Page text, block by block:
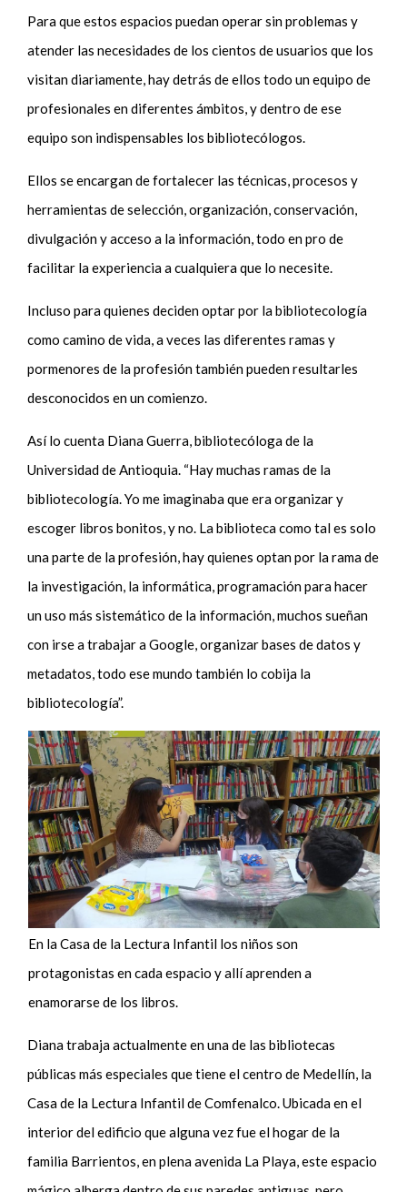
Para que estos espacios puedan operar sin problemas y
atender las necesidades de los cientos de usuarios que los
visitan diariamente, hay detrás de ellos todo un equipo de
profesionales en diferentes ámbitos, y dentro de ese
equipo son indispensables los bibliotecólogos.
Ellos se encargan de fortalecer las técnicas, procesos y
herramientas de selección, organización, conservación,
divulgación y acceso a la información, todo en pro de
facilitar la experiencia a cualquiera que lo necesite.
Incluso para quienes deciden optar por la bibliotecología
como camino de vida, a veces las diferentes ramas y
pormenores de la profesión también pueden resultarles
desconocidos en un comienzo.
Así lo cuenta Diana Guerra, bibliotecóloga de la
Universidad de Antioquia. “Hay muchas ramas de la
bibliotecología. Yo me imaginaba que era organizar y
escoger libros bonitos, y no. La biblioteca como tal es solo
una parte de la profesión, hay quienes optan por la rama de
la investigación, la informática, programación para hacer
un uso más sistemático de la información, muchos sueñan
con irse a trabajar a Google, organizar bases de datos y
metadatos, todo ese mundo también lo cobija la
bibliotecología”.
En la Casa de la Lectura Infantil los niños son
protagonistas en cada espacio y allí aprenden a
enamorarse de los libros.
Diana trabaja actualmente en una de las bibliotecas
públicas más especiales que tiene el centro de Medellín, la
Casa de la Lectura Infantil de Comfenalco. Ubicada en el
interior del edificio que alguna vez fue el hogar de la
familia Barrientos, en plena avenida La Playa, este espacio